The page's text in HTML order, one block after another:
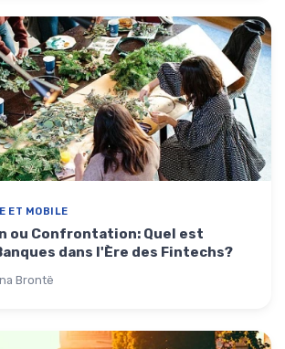
ET MOBILE
ou Confrontation: Quel est
dans l'Ère des Fintechs?
Brontë